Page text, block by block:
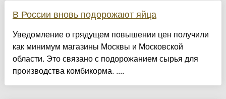
В России вновь подорожают яйца
Уведомление о грядущем повышении цен получили
как минимум магазины Москвы и Московской
области. Это связано с подорожанием сырья для
производства комбикорма. ....